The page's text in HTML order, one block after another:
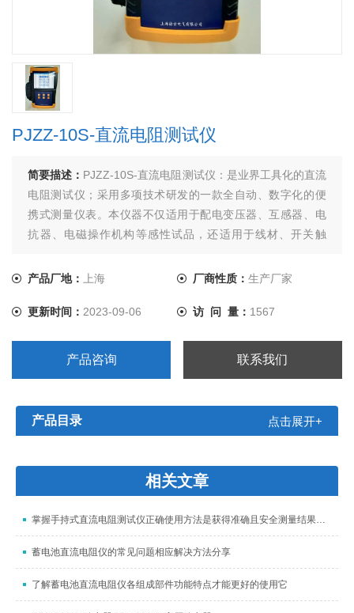
PJZZ-10S-直流电阻测试仪
简要描述： PJZZ-10S-直流电阻测试仪：是业界工具化的直流
电阻测试仪；采用多项技术研发的一款全自动、数字化的便
携式测量仪表。本仪器不仅适用于配电变压器、互感器、电
抗器、电磁操作机构等感性试品，还适用于线材、开关触
变压器，由于低压线圈采用铜箔绕制，电阻值极低，对此本
产品厂地：上海 厂商性质： 生产厂家
更新时间：2023-09-06 访 问 量： 1567
产品咨询 联系我们
产品目录 点击展开+
相关文章
掌握手持式直流电阻测试仪正确使用方法是获得准确且安全测量结果的关键
蓄电池直流电阻仪的常见问题相应解决方法分享
了解蓄电池直流电阻仪各组成部件功能特点才能更好的使用它